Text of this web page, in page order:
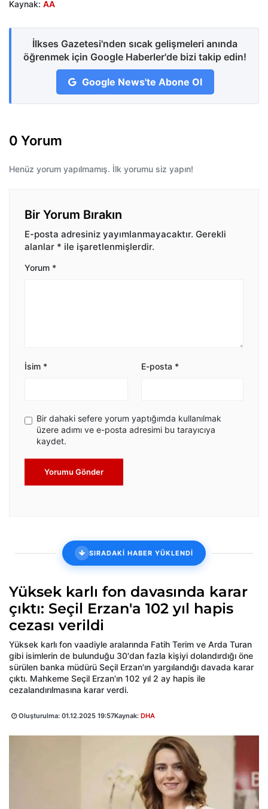
Kaynak: AA
İlkses Gazetesi'nden sıcak gelişmeleri anında
öğrenmek için Google Haberler'de bizi takip edin!
Google News'te Abone Ol
0 Yorum
Henüz yorum yapılmamış. İlk yorumu siz yapın!
Bir Yorum Bırakın
E-posta adresiniz yayımlanmayacaktır. Gerekli
alanlar * ile işaretlenmişlerdir.
Yorum *
İsim * E-posta *
Bir dahaki sefere yorum yaptığımda kullanılmak
üzere adımı ve e-posta adresimi bu tarayıcıya
kaydet.
Yorumu Gönder
SIRADAKİ HABER YÜKLENDİ
Yüksek karlı fon davasında karar
çıktı: Seçil Erzan'a 102 yıl hapis
cezası verildi
Yüksek karlı fon vaadiyle aralarında Fatih Terim ve Arda Turan
gibi isimlerin de bulunduğu 30'dan fazla kişiyi dolandırdığı öne
sürülen banka müdürü Seçil Erzan'ın yargılandığı davada karar
çıktı. Mahkeme Seçil Erzan'ın 102 yıl 2 ay hapis ile
cezalandırılmasına karar verdi.
Oluşturulma: 01.12.2025 19:57Kaynak: DHA